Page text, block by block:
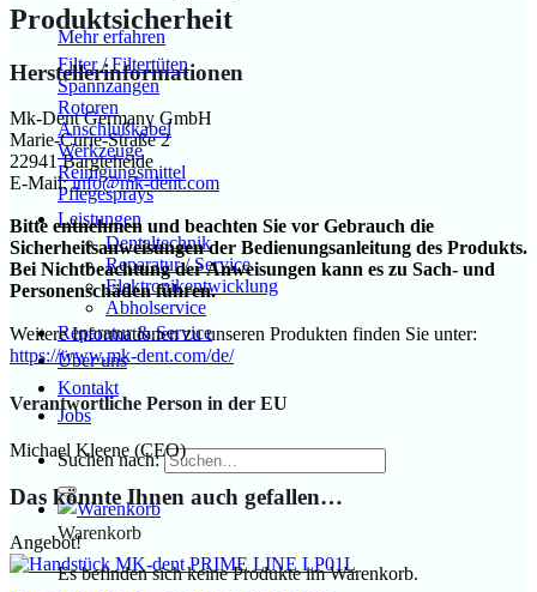
Mehr erfahren
Filter / Filtertüten
Spannzangen
Rotoren
Anschlußkabel
Werkzeuge
Reinigungsmittel
Pflegesprays
Leistungen
Dentaltechnik
Reparatur / Service
Elektronikentwicklung
Abholservice
Reparatur & Service
Über uns
Kontakt
Jobs
Suchen nach:
Warenkorb
Es befinden sich keine Produkte im Warenkorb.
Produktsicherheit
Herstellerinformationen
Mk-Dent Germany GmbH
Marie-Curie-Straße 2
22941 Bargteheide
E-Mail:info@mk-dent.com
Bitte entnehmen und beachten Sie vor Gebrauch die
Sicherheitsanweisungen der Bedienungsanleitung des Produkts.
Bei Nichtbeachtung der Anweisungen kann es zu Sach- und
Personenschäden führen.
Weitere Informationen zu unseren Produkten finden Sie unter:
https://www.mk-dent.com/de/
Verantwortliche Person in der EU
Michael Kleene (CEO)
Das könnte Ihnen auch gefallen…
Angebot!